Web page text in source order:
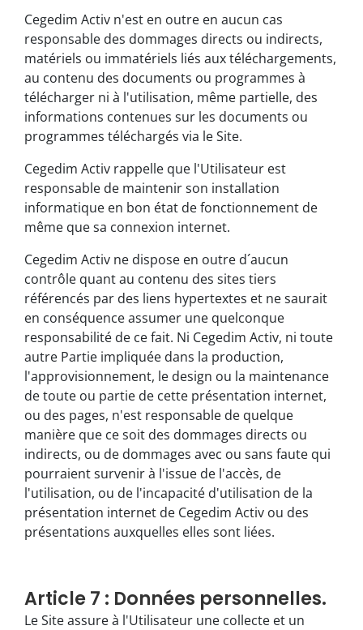
Cegedim Activ n'est en outre en aucun cas
responsable des dommages directs ou indirects,
matériels ou immatériels liés aux téléchargements,
au contenu des documents ou programmes à
télécharger ni à l'utilisation, même partielle, des
informations contenues sur les documents ou
programmes téléchargés via le Site.
Cegedim Activ rappelle que l'Utilisateur est
responsable de maintenir son installation
informatique en bon état de fonctionnement de
même que sa connexion internet.
Cegedim Activ ne dispose en outre d´aucun
contrôle quant au contenu des sites tiers
référencés par des liens hypertextes et ne saurait
en conséquence assumer une quelconque
responsabilité de ce fait. Ni Cegedim Activ, ni toute
autre Partie impliquée dans la production,
l'approvisionnement, le design ou la maintenance
de toute ou partie de cette présentation internet,
ou des pages, n'est responsable de quelque
manière que ce soit des dommages directs ou
indirects, ou de dommages avec ou sans faute qui
pourraient survenir à l'issue de l'accès, de
l'utilisation, ou de l'incapacité d'utilisation de la
présentation internet de Cegedim Activ ou des
présentations auxquelles elles sont liées.
Article 7 : Données personnelles.
Le Site assure à l'Utilisateur une collecte et un